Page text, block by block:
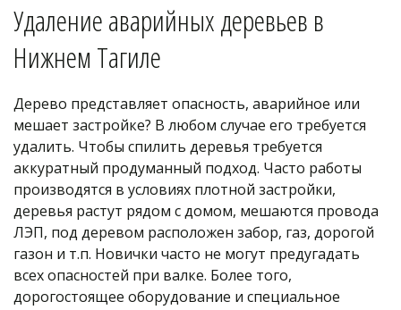
Удаление аварийных деревьев в
Нижнем Тагиле
Дерево представляет опасность, аварийное или
мешает застройке? В любом случае его требуется
удалить. Чтобы спилить деревья требуется
аккуратный продуманный подход. Часто работы
производятся в условиях плотной застройки,
деревья растут рядом с домом, мешаются провода
ЛЭП, под деревом расположен забор, газ, дорогой
газон и т.п. Новички часто не могут предугадать
всех опасностей при валке. Более того,
дорогостоящее оборудование и специальное